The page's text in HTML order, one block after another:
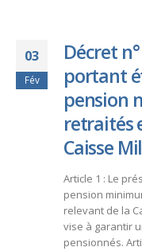
03
Fév
Décret
portant
pension
retraités
Caisse
Article 1 : Le
pension
relevant de la
vise à garantir
pensionnés.